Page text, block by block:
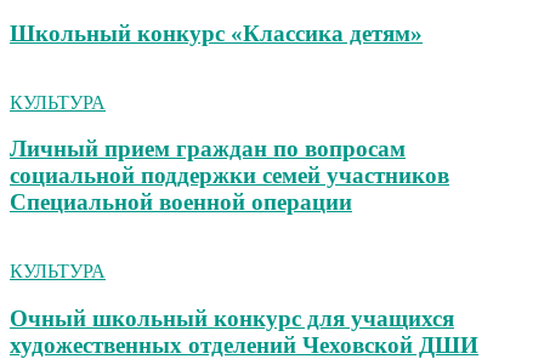
Школьный конкурс «Классика детям»
КУЛЬТУРА
Личный прием граждан по вопросам
социальной поддержки семей участников
Специальной военной операции
КУЛЬТУРА
Очный школьный конкурс для учащихся
художественных отделений Чеховской ДШИ